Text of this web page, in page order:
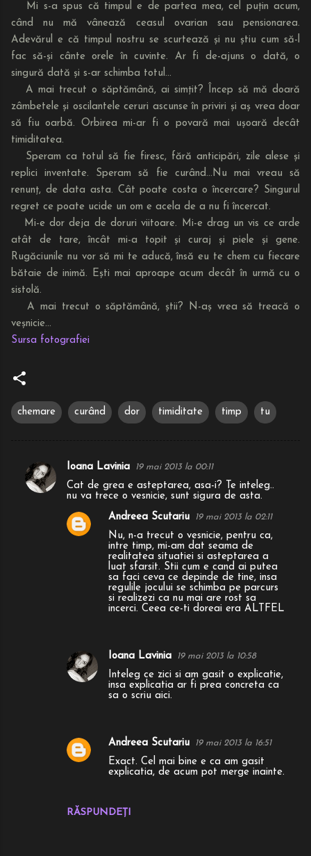
Mi s-a spus că timpul e de partea mea, cel puțin acum,
când nu mă vânează ceasul ovarian sau pensionarea.
Adevărul e că timpul nostru se scurtează și nu știu cum să-l
fac să-și cânte orele în cuvinte. Ar fi de-ajuns o dată, o
singură dată și s-ar schimba totul...
A mai trecut o săptămână, ai simțit? Încep să mă doară
zâmbetele și oscilantele ceruri ascunse în priviri și aș vrea doar
să fiu oarbă. Orbirea mi-ar fi o povară mai ușoară decât
timiditatea.
Speram ca totul să fie firesc, fără anticipări, zile alese și
replici inventate. Speram să fie curând...Nu mai vreau să
renunț, de data asta. Cât poate costa o încercare? Singurul
regret ce poate ucide un om e acela de a nu fi încercat.
Mi-e dor deja de doruri viitoare. Mi-e drag un vis ce arde
atât de tare, încât mi-a topit și curaj și piele și gene.
Rugăciunile nu vor să mi te aducă, însă eu te chem cu fiecare
bătaie de inimă. Ești mai aproape acum decât în urmă cu o
sistolă.
A mai trecut o săptămână, știi? N-aș vrea să treacă o
veșnicie...
Sursa fotografiei
chemare curând dor timiditate timp tu
C
Ioana Lavinia 19 mai 2013 la 00:11
Cat de grea e asteptarea, asa-i? Te inteleg..
nu va trece o vesnicie, sunt sigura de asta.
RĂSPUNDEȚI
Andreea Scutariu 19 mai 2013 la 02:11
Nu, n-a trecut o vesnicie, pentru ca,
intre timp, mi-am dat seama de
realitatea situatiei si asteptarea a
luat sfarsit. Stii cum e cand ai putea
sa faci ceva ce depinde de tine, insa
regulile jocului se schimba pe parcurs
si realizezi ca nu mai are rost sa
incerci. Ceea ce-ti doreai era ALTFEL
Ioana Lavinia 19 mai 2013 la 10:58
Inteleg ce zici si am gasit o explicatie,
insa explicatia ar fi prea concreta ca
sa o scriu aici.
Andreea Scutariu 19 mai 2013 la 16:51
Exact. Cel mai bine e ca am gasit
explicatia, de acum pot merge inainte.